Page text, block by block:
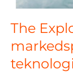
The
teknologi